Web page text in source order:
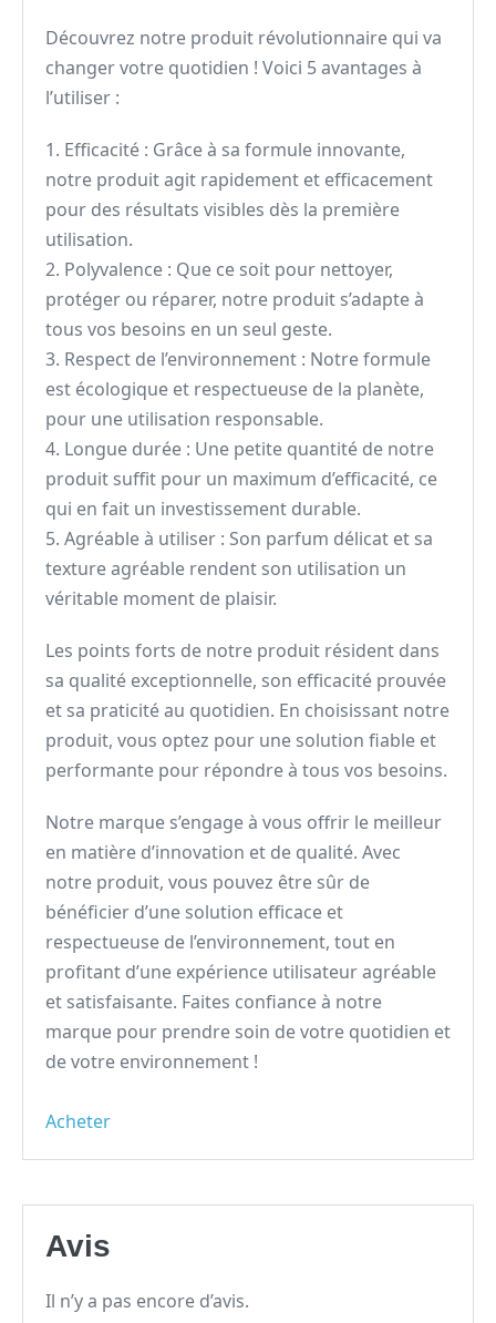
Découvrez notre produit révolutionnaire qui va
changer votre quotidien ! Voici 5 avantages à
l’utiliser :
1. Efficacité : Grâce à sa formule innovante,
notre produit agit rapidement et efficacement
pour des résultats visibles dès la première
utilisation.
2. Polyvalence : Que ce soit pour nettoyer,
protéger ou réparer, notre produit s’adapte à
tous vos besoins en un seul geste.
3. Respect de l’environnement : Notre formule
est écologique et respectueuse de la planète,
pour une utilisation responsable.
4. Longue durée : Une petite quantité de notre
produit suffit pour un maximum d’efficacité, ce
qui en fait un investissement durable.
5. Agréable à utiliser : Son parfum délicat et sa
texture agréable rendent son utilisation un
véritable moment de plaisir.
Les points forts de notre produit résident dans
sa qualité exceptionnelle, son efficacité prouvée
et sa praticité au quotidien. En choisissant notre
produit, vous optez pour une solution fiable et
performante pour répondre à tous vos besoins.
Notre marque s’engage à vous offrir le meilleur
en matière d’innovation et de qualité. Avec
notre produit, vous pouvez être sûr de
bénéficier d’une solution efficace et
respectueuse de l’environnement, tout en
profitant d’une expérience utilisateur agréable
et satisfaisante. Faites confiance à notre
marque pour prendre soin de votre quotidien et
de votre environnement !
Acheter
Avis
Il n’y a pas encore d’avis.